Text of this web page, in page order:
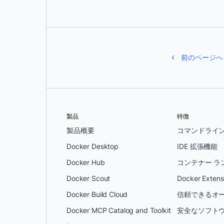
前のページへ
製品
製品概要
Docker Desktop
Docker Hub
Docker Scout
Docker Build Cloud
Docker MCP Catalog and Toolkit
特徴
コマンドライ
IDE 拡張機能
コンテナー ラ
Docker
信頼できるオ
安全なソフト